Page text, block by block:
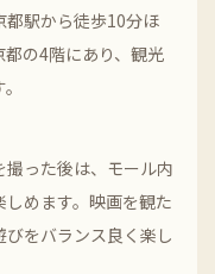
都駅から徒歩10分ほ
の4階にあり、観光
った後は、モール内
めます。映画を観た
をバランス良く楽し